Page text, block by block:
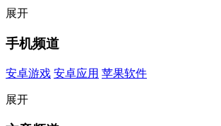
展开
手机频道
安卓游戏 安卓应用 苹果软件
展开